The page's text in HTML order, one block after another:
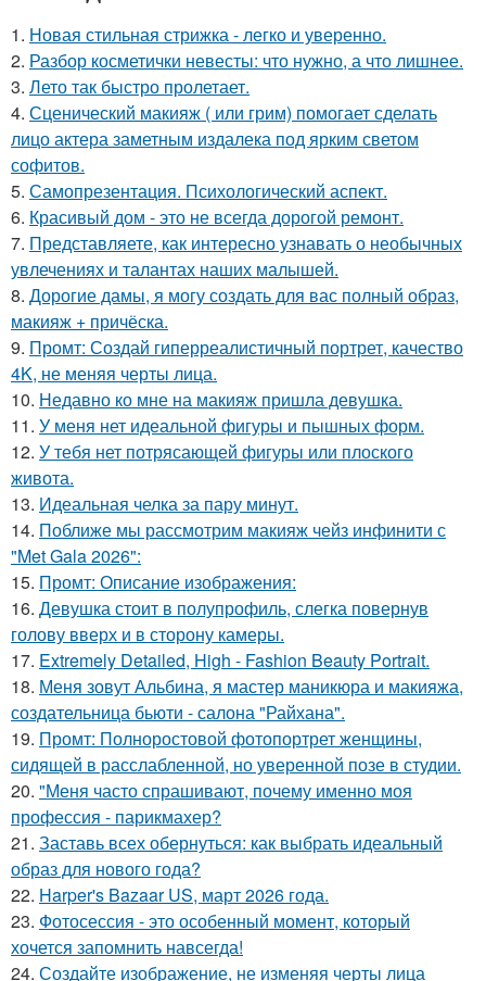
1. Новая стильная стрижка - легко и уверенно.
2. Разбор косметички невесты: что нужно, а что лишнее.
3. Лето так быстро пролетает.
4. Сценический макияж ( или грим) помогает сделать
лицо актера заметным издалека под ярким светом
софитов.
5. Самопрезентация. Психологический аспект.
6. Красивый дом - это не всегда дорогой ремонт.
7. Представляете, как интересно узнавать о необычных
увлечениях и талантах наших малышей.
8. Дорогие дамы, я могу создать для вас полный образ,
макияж + причёска.
9. Промт: Создай гиперреалистичный портрет, качество
4K, не меняя черты лица.
10. Недавно ко мне на макияж пришла девушка.
11. У меня нет идеальной фигуры и пышных форм.
12. У тебя нет потрясающей фигуры или плоского
живота.
13. Идеальная челка за пару минут.
14. Поближе мы рассмотрим макияж чейз инфинити с
"Met Gala 2026":
15. Промт: Описание изображения:
16. Девушка стоит в полупрофиль, слегка повернув
голову вверх и в сторону камеры.
17. Extremely Detailed, High - Fashion Beauty Portrait.
18. Меня зовут Альбина, я мастер маникюра и макияжа,
создательница бьюти - салона "Райхана".
19. Промт: Полноростовой фотопортрет женщины,
сидящей в расслабленной, но уверенной позе в студии.
20. "Меня часто спрашивают, почему именно моя
профессия - парикмахер?
21. Заставь всех обернуться: как выбрать идеальный
образ для нового года?
22. Harper's Bazaar US, март 2026 года.
23. Фотосессия - это особенный момент, который
хочется запомнить навсегда!
24. Создайте изображение, не изменяя черты лица